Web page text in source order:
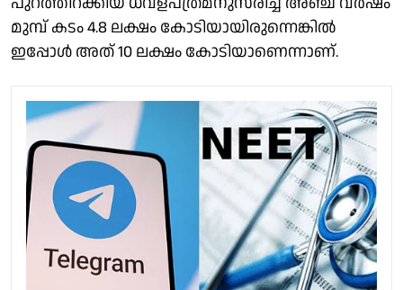
മുമ്പ് കടം 4.8 ലക്ഷം കോടിയായിരുന്നെങ്കില്‍
ഇപ്പോള്‍ അത് 10 ലക്ഷം കോടിയാണെന്നാണ്.